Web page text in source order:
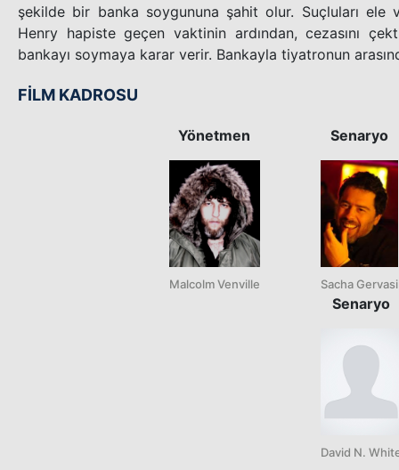
şekilde bir banka soygununa şahit olur. Suçluları ele
Henry hapiste geçen vaktinin ardından, cezasını
bankayı soymaya karar verir. Bankayla tiyatronun
FİLM KADROSU
Yönetmen
Malcolm Venville
Senaryo
Sacha Gervasi
Senaryo
David N.